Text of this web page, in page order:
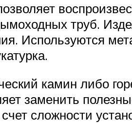
труб.
Используются
камин либо
заменить
сложности